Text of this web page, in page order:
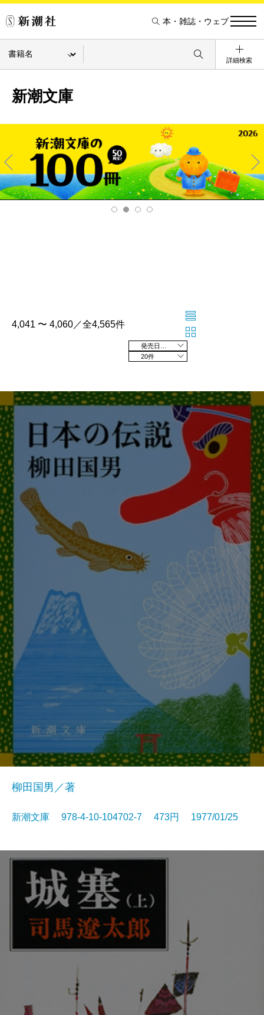
本・雑誌・ウェブ
詳細検索
新潮文庫
Pre
v
Ne
xt
4,041 〜 4,060／全4,565件
20件
柳田国男／著
新潮文庫 978-4-10-104702-7 473円 1977/01/25